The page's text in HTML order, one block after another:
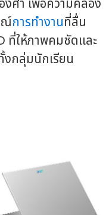
งศา เพื่อความคล่อง
ณ์การทำงานที่ลื่น
ที่ให้ภาพคมชัดและ
งกลุ่มนักเรียน